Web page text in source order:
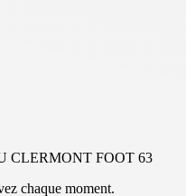
CLERMONT FOOT 63
chaque moment.